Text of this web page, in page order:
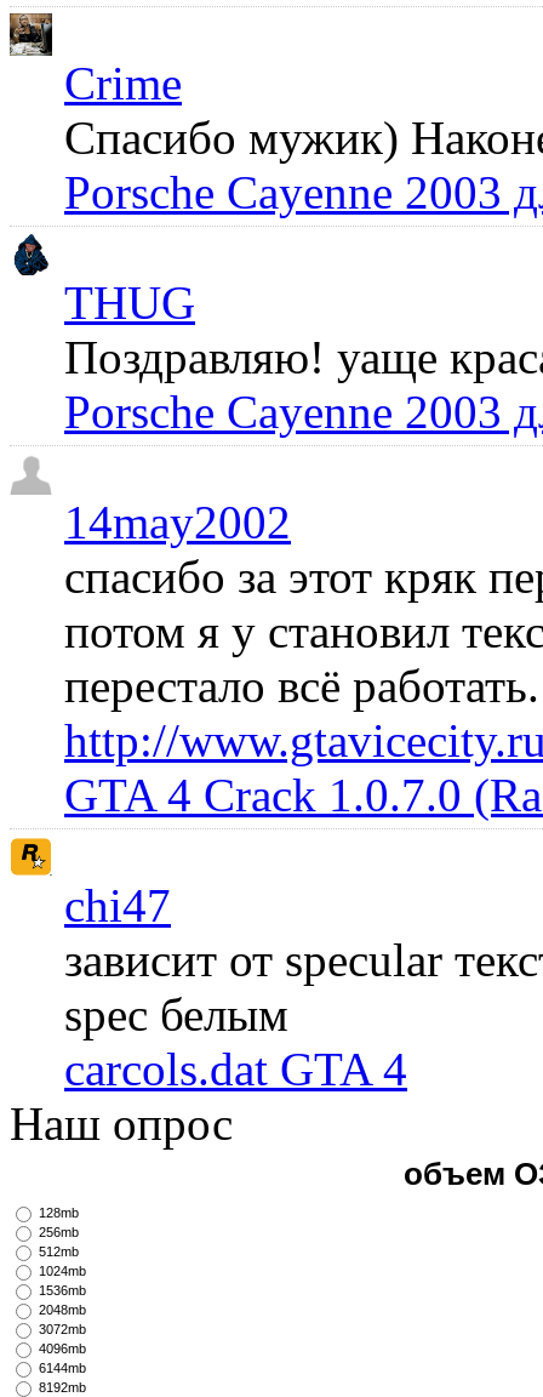
Crime
Спасибо мужик)
Porsche Cayenne 2003
THUG
Поздравляю! уаще
Porsche Cayenne 2003
14may2002
спасибо за этот кряк
потом я у становил
перестало всё
http://
GTA 4 Crack 1.0.7.0
chi47
зависит от specular
spec белым
carcols.dat GTA 4
Наш опрос
объем
128mb
256mb
512mb
1024mb
1536mb
2048mb
3072mb
4096mb
6144mb
8192mb